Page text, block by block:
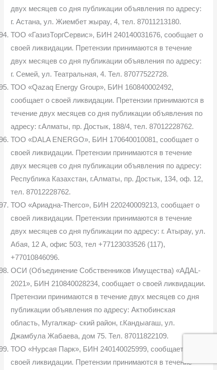
двух месяцев со дня публикации объявления по адресу:
г. Астана, ул. Жиембет жырау, 4, тел. 87011213180.
ТОО «ГазизТоргСервис», БИН 240140031676, сообщает о
своей ликвидации. Претензии принимаются в течение
двух месяцев со дня публикации объявления по адресу:
г. Семей, ул. Театральная, 4. Тел. 87077522728.
ТОО «Qazaq Energy Group», БИН 160840002492,
сообщает о своей ликвидации. Претензии принимаются в
течение двух месяцев со дня публикации объявления по
адресу: г.Алматы, пр. Достык, 188/4, тел. 87012228762.
ТОО «DALA ENERGO», БИН 170640010081, сообщает о
своей ликвидации. Претензии принимаются в течение
двух месяцев со дня публикации объявления по адресу:
Республика Казахстан, г.Алматы, пр. Достык, 134, оф. 12,
тел. 87012228762.
ТОО «Ариадна-Therco», БИН 220240009213, сообщает о
своей ликвидации. Претензии принимаются в течение
двух месяцев со дня публикации по адресу: г. Атырау, ул.
Абая, 12 А, офис 503, тел +77123033526 (117),
+77010846096.
ОСИ (Объединение Собственников Имущества) «АДАL-
2021», БИН 210840028234, сообщает о своей ликвидации.
Претензии принимаются в течение двух месяцев со дня
публикации объявления по адресу: Актюбинская
область, Мугалжар- ский район, г.Кандыагаш, ул.
Джамбула Жабаева, дом 75. Тел. 87011822109.
ТОО «Нурсая Парк», БИН 240140025999, сообщает о
своей ликвидации. Претензии принимаются в течение